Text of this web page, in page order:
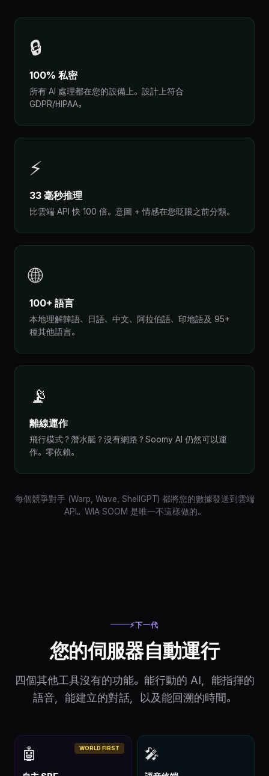
🔒
100% 私密
所有 AI 處理都在您的設備上。設計上符合
GDPR/HIPAA。
⚡
33 毫秒推理
比雲端 API 快 100 倍。意圖 + 情感在您眨眼之前分類。
🌐
100+ 語言
本地理解韓語、日語、中文、阿拉伯語、印地語及 95+
種其他語言。
📡
離線運作
飛行模式？潛水艇？沒有網路？Soomy AI 仍然可以運
作。零依賴。
每個競爭對手 (Warp, Wave, ShellGPT) 都將您的數據發送到雲端
API。WIA SOOM 是唯一不這樣做的。
⚡下一代
您的伺服器自動運行
四個其他工具沒有的功能。能行動的 AI，能指揮的
語音，能建立的對話，以及能回溯的時間。
WORLD FIRST
🤖 🎤